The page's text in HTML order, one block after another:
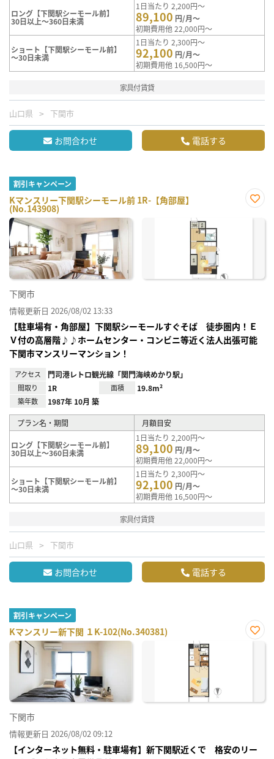
ロング【下関駅シーモール前】
30日以上～360日未満
1日当たり 2,200円～
89,100 円/月～
初期費用他 22,000円～
ショート【下関駅シーモール前】
～30日未満
1日当たり 2,300円～
92,100 円/月～
初期費用他 16,500円～
家具付賃貸
山口県 下関市
お問合わせ 電話する
割引キャンペーン
Kマンスリー下関駅シーモール前 1R-【角部屋】
(No.143908)
に入
下関市
情報更新日 2026/08/02 13:33
【駐車場有・角部屋】下関駅シーモールすぐそば 徒歩圏内！Ｅ
Ｖ付の高層階♪♪ホームセンター・コンビニ等近く法人出張可能
下関市マンスリーマンション！
アクセス 門司港レトロ観光線「関門海峡めかり駅」
間取り 1R 面積 19.8m²
築年数 1987年 10月 築
プラン名・期間 月額目安
ロング【下関駅シーモール前】
30日以上～360日未満
1日当たり 2,200円～
89,100 円/月～
初期費用他 22,000円～
ショート【下関駅シーモール前】
～30日未満
1日当たり 2,300円～
92,100 円/月～
初期費用他 16,500円～
家具付賃貸
山口県 下関市
お問合わせ 電話する
割引キャンペーン
Kマンスリー新下関 １K-102(No.340381)
お気
下関市
情報更新日 2026/08/02 09:12
【インターネット無料・駐車場有】新下関駅近くで 格安のリー